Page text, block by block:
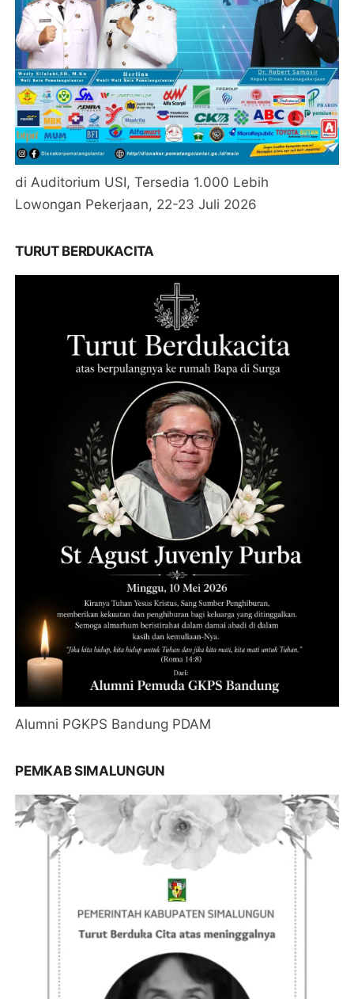
di Auditorium USI, Tersedia 1.000 Lebih
Lowongan Pekerjaan, 22-23 Juli 2026
TURUT BERDUKACITA
Alumni PGKPS Bandung PDAM
PEMKAB SIMALUNGUN